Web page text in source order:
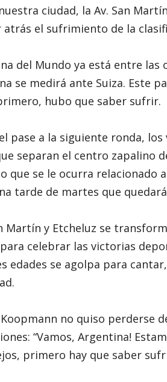
ciudad, la Av. San
el sufrimiento de la
del Mundo ya está entre
se medirá ante Suiza. Este
hubo que saber sufrir.
pase a la siguiente ronda,
separan el centro zapalino
que se le ocurra relacionado
tarde de martes que
Martín y Etcheluz se
celebrar las victorias
edades se agolpa para
no quiso perderse
“Vamos, Argentina!
primero hay que saber